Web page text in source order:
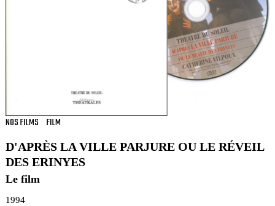
NOS FILMS FILM
D'APRÈS LA VILLE PARJURE OU LE RÉVEIL
DES ERINYES
Le film
1994